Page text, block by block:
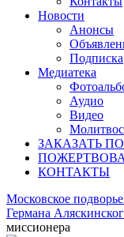
Новости
Анонсы
Подписка
Медиатека
Аудио
Видео
ЗАКАЗАТЬ
КОНТАКТЫ
Московское
Германа
миссионера